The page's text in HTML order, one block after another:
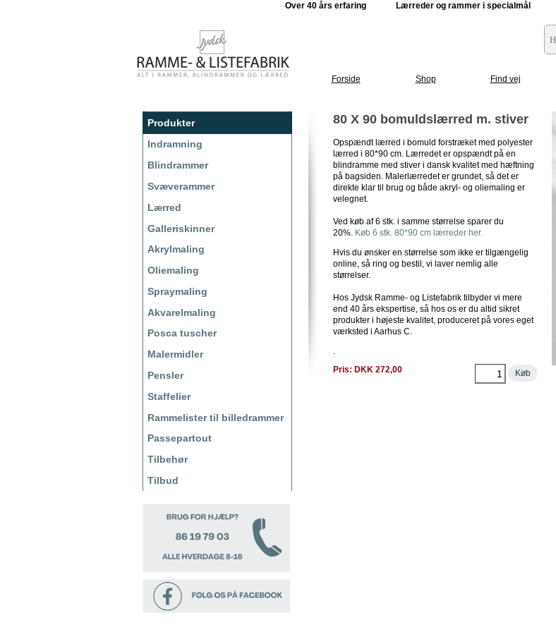
Over 40 års erfaring Lærreder og rammer i
Forside Shop Find vej
Produkter
Indramning
Blindrammer
Svæverammer
Lærred
Galleriskinner
Akrylmaling
Oliemaling
Spraymaling
Akvarelmaling
Posca tuscher
Malermidler
Pensler
Staffelier
Rammelister til billedrammer
Passepartout
Tilbehør
Tilbud
80 X 90 bomuldslærred m. stiver
Opspændt lærred i bomuld forstræket med polyester
lærred i 80*90 cm. Lærredet er opspændt på en
blindramme med stiver i dansk kvalitet med hæftning
på bagsiden. Malerlærredet er grundet, så det er
direkte klar til brug og både akryl- og oliemaling er
velegnet.
Ved køb af 6 stk. i samme størrelse sparer du
20%. Køb 6 stk. 80*90 cm lærreder her.
Hvis du ønsker en størrelse som ikke er tilgængelig
online, så ring og bestil, vi laver nemlig alle
størrelser.
Hos Jydsk Ramme- og Listefabrik tilbyder vi mere
end 40 års ekspertise, så hos os er du altid sikret
produkter i højeste kvalitet, produceret på vores eget
værksted i Aarhus C.
.
Køb
Pris: DKK 272,00